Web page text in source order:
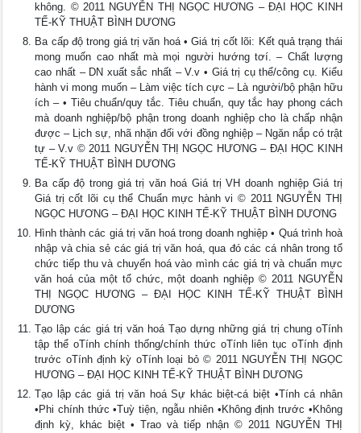
không. © 2011 NGUYỄN THỊ NGỌC HƯƠNG – ĐẠI HỌC KINH
TẾ-KỸ THUẬT BÌNH DƯƠNG
Ba cấp độ trong giá trị văn hoá • Giá trị cốt lõi: Kết quả trạng thái
mong muốn cao nhất mà mọi người hướng tơí. – Chất lượng
cao nhất – DN xuất sắc nhất – V.v • Giá trị cụ thể/công cụ. Kiểu
hành vi mong muốn – Làm việc tích cực – Là người/bộ phận hữu
ích – • Tiêu chuẩn/quy tắc. Tiêu chuẩn, quy tắc hay phong cách
mà doanh nghiệp/bộ phận trong doanh nghiệp cho là chấp nhận
được – Lịch sự, nhã nhặn đối với đồng nghiệp – Ngăn nắp có trật
tự – V.v © 2011 NGUYỄN THỊ NGỌC HƯƠNG – ĐẠI HỌC KINH
TẾ-KỸ THUẬT BÌNH DƯƠNG
Ba cấp độ trong giá trị văn hoá Giá trị VH doanh nghiệp Giá trị
Giá trị cốt lõi cụ thể Chuẩn mực hành vi © 2011 NGUYỄN THỊ
NGỌC HƯƠNG – ĐẠI HỌC KINH TẾ-KỸ THUẬT BÌNH DƯƠNG
Hình thành các giá trị văn hoá trong doanh nghiệp • Quá trình hoà
nhập và chia sẻ các giá trị văn hoá, qua đó các cá nhân trong tổ
chức tiếp thu và chuyển hoá vào mình các giá trị và chuẩn mực
văn hoá của một tổ chức, một doanh nghiệp © 2011 NGUYỄN
THỊ NGỌC HƯƠNG – ĐẠI HỌC KINH TẾ-KỸ THUẬT BÌNH
DƯƠNG
Tạo lập các giá trị văn hoá Tạo dựng những giá trị chung oTính
tập thể oTính chính thống/chính thức oTính liên tục oTính định
trước oTính định kỳ oTính loại bỏ © 2011 NGUYỄN THỊ NGỌC
HƯƠNG – ĐẠI HỌC KINH TẾ-KỸ THUẬT BÌNH DƯƠNG
Tạo lập các giá trị văn hoá Sự khác biệt-cá biệt •Tính cá nhân
•Phi chính thức •Tuỳ tiện, ngẫu nhiên •Không định trước •Không
định kỳ, khác biệt • Trao và tiếp nhận © 2011 NGUYỄN THỊ